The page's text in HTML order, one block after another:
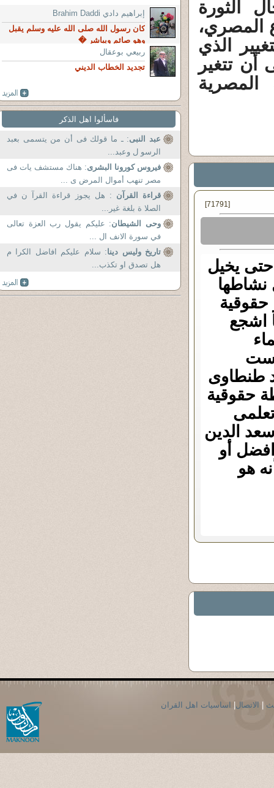
الثورة
المصري،
الذي
تتغير
المصرية
[71791]
يخيل
نشاطها
حقوقية
اشجع
ست
طنطاوى
حقوقية
الدين
أو
هو
إبراهيم دادي Brahim Daddi
كان رسول الله صلى الله عليه وسلم يقبل
وهو صائم ويباشر �
ربيعي بوعقال
تجديد الخطاب الديني
فاسألوا اهل الذكر
عبد النبى: ـ ما قولك فى أن من يتسمى بعبد
الرسو ل وعبد...
فيروس كورونا البشرى: هناك مستشف يات فى
مصر تنهب أموال المرض ى ...
قراءة القرآن : هل يجوز قراءة القرآ ن في
الصلا ة بلغة غير...
وحى الشيطان: عليكم يقول رب العزة تعالى
في سورة الانف ال ...
تاريخ وليس دينا: سلام عليكم افاضل الكرا م
هل تصدق او تكذب...
الاتصال اساسيات اهل القران